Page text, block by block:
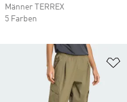
Männer TERREX
5 Farben